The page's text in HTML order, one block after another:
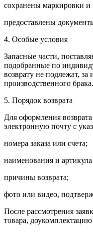
сохранены маркировки
предоставлены
4. Особые условия
Запасные части,
подобранные по
возврату не подлежат, за
производственного брака.
5. Порядок возврата
Для оформления
электронную почту с
номера заказа или счета;
наименования и артикула
причины возврата;
фото или видео,
После рассмотрения
товара,